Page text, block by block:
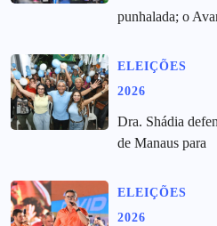
punhalada; o
ELEIÇÕES
2026
Dra. Shádia
de Manaus para
ELEIÇÕES
2026